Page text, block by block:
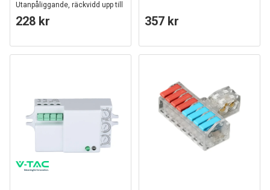
Utanpåliggande, räckvidd upp till
30m, IP20 inomhus, vit
228 kr 357 kr